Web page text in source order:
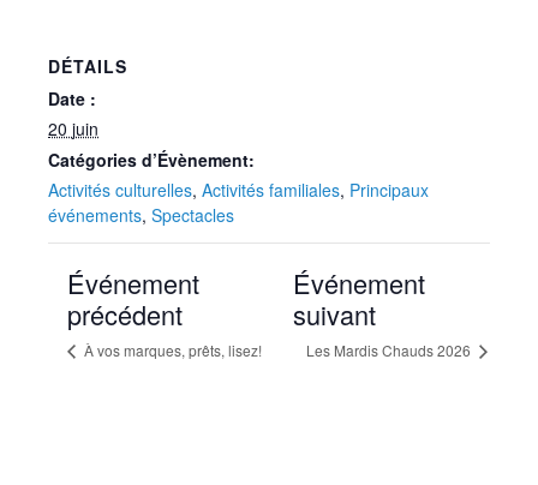
DÉTAILS
Date :
20 juin
Catégories d’Évènement:
Activités culturelles, Activités familiales, Principaux
événements, Spectacles
Événement
précédent
À vos marques, prêts, lisez!
Événement
suivant
Les Mardis Chauds 2026